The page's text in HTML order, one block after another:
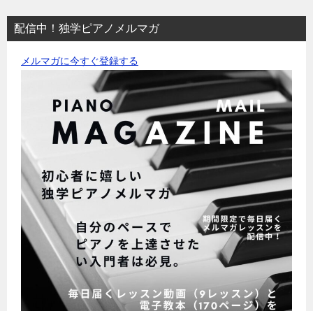
配信中！独学ピアノメルマガ
メルマガに今すぐ登録する